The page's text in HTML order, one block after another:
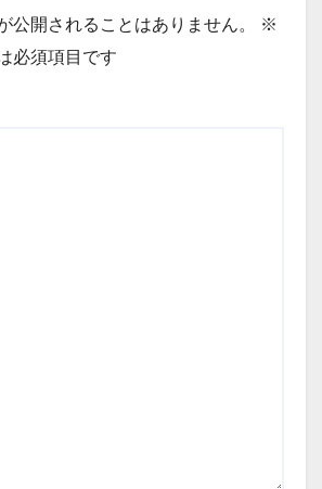
公開されることはありません。
※
必須項目です